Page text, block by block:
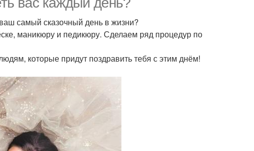
самый сказочный день в жизни?
маникюру и педикюру. Сделаем ряд процедур по
которые придут поздравить тебя с этим днём!